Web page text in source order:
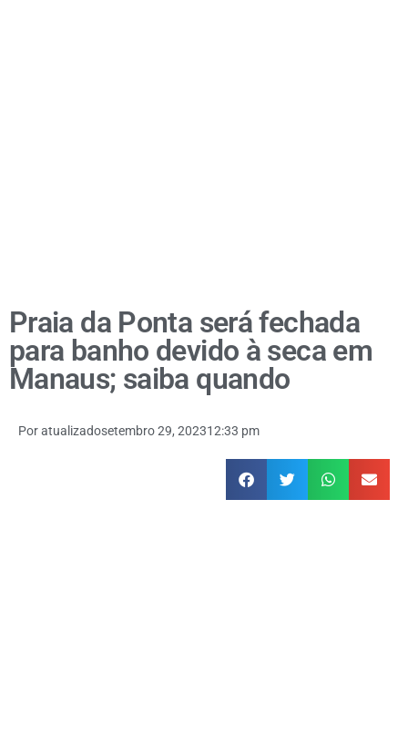
Praia da Ponta será fechada
para banho devido à seca em
Manaus; saiba quando
Poratualizadosetembro 29, 202312:33 pm